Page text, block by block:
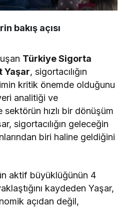
bakış açısı
Türkiye Sigorta
Yaşar, sigortacılığın
kritik önemde olduğunu
analitiği ve
hızlı bir dönüşüm
sigortacılığın geleceğin
biri haline geldiğini
aktif büyüklüğünün 4
kaydeden Yaşar,
açıdan değil,